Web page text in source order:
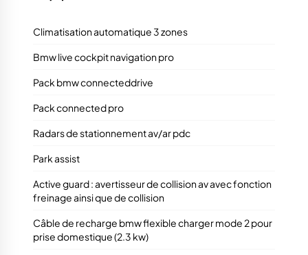
Climatisation automatique 3 zones
Bmw live cockpit navigation pro
Pack bmw connecteddrive
Pack connected pro
Radars de stationnement av/ar pdc
Park assist
Active guard : avertisseur de collision av avec fonction
freinage ainsi que de collision
Câble de recharge bmw flexible charger mode 2 pour
prise domestique (2.3 kw)